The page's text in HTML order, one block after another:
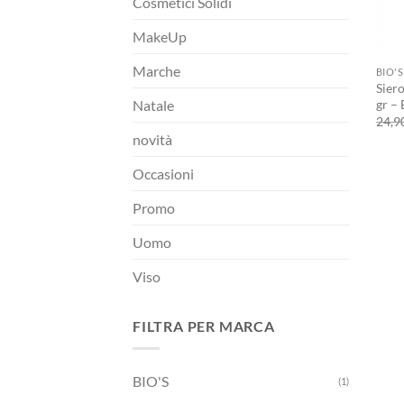
MakeUp
Marche
Natale
novità
Occasioni
Promo
Uomo
Viso
FILTRA PER MARCA
BIO'S (1)
BIO'S
gr –